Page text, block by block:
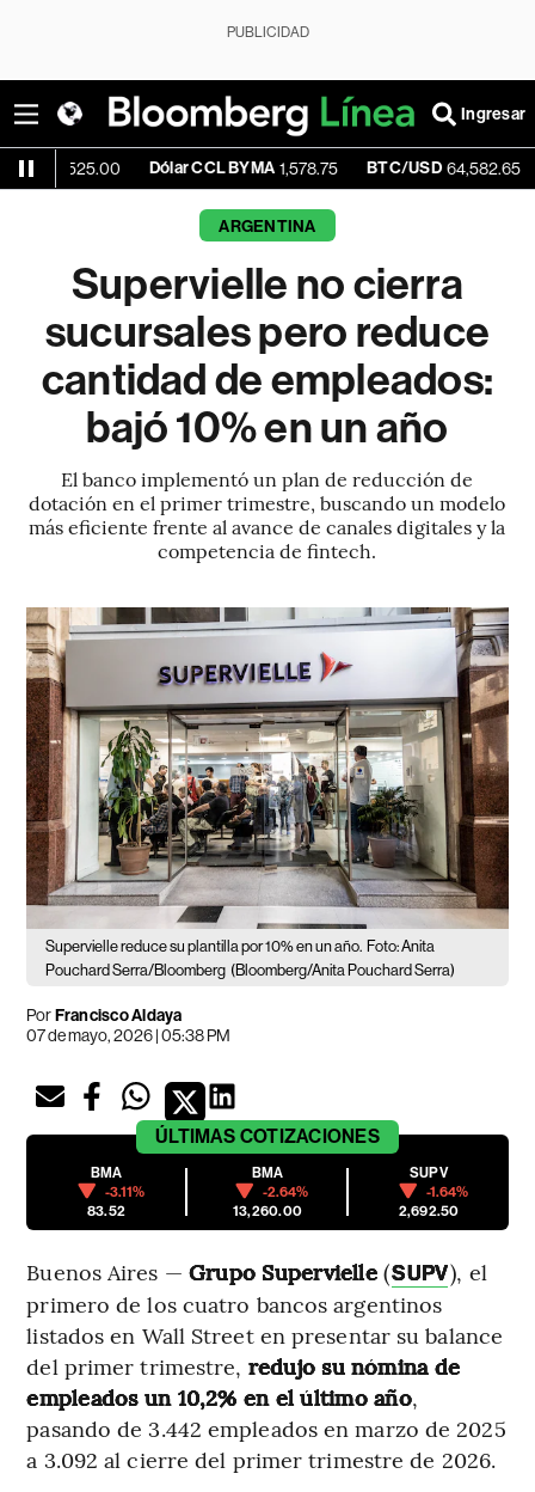
PUBLICIDAD
Ingresar
Dólar CCL BYMA 1,578.75 BTC/USD 64,582.65 +0.30%
ARGENTINA
Supervielle no cierra
sucursales pero reduce
cantidad de empleados:
bajó 10% en un año
El banco implementó un plan de reducción de
dotación en el primer trimestre, buscando un modelo
más eficiente frente al avance de canales digitales y la
competencia de fintech.
Supervielle reduce su plantilla por 10% en un año. Foto: Anita
Pouchard Serra/Bloomberg (Bloomberg/Anita Pouchard Serra)
PorFrancisco Aldaya
07 de mayo, 2026 | 05:38 PM
ÚLTIMAS COTIZACIONES
BMA
-3.11%
83.52
BMA
-2.64%
13,260.00
SUPV
-1.64%
2,692.50
Buenos Aires — Grupo Supervielle(SUPV), el
primero de los cuatro bancos argentinos
listados en Wall Street en presentar su balance
del primer trimestre, redujo su nómina de
empleados un 10,2% en el último año,
pasando de 3.442 empleados en marzo de 2025
a 3.092 al cierre del primer trimestre de 2026.